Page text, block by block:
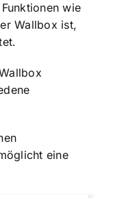
wie
Wallbox ist,
eine